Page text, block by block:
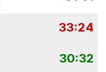
33:24
30:32